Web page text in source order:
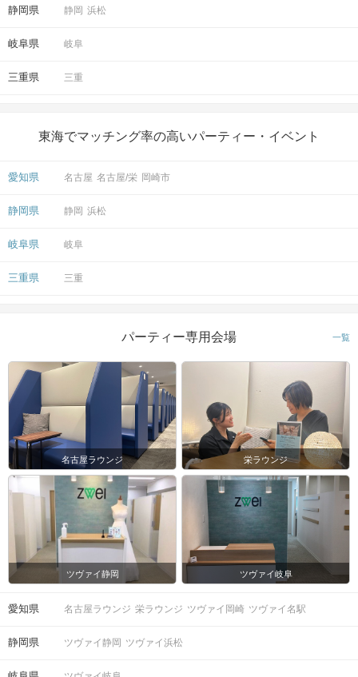
静岡県 静岡 浜松
岐阜県 岐阜
三重県 三重
東海でマッチング率の高いパーティー・イベント
愛知県 名古屋 名古屋/栄 岡崎市
静岡県 静岡 浜松
岐阜県 岐阜
三重県 三重
パーティー専用会場 一覧
名古屋ラウンジ 栄ラウンジ
ツヴァイ静岡 ツヴァイ岐阜
愛知県 名古屋ラウンジ 栄ラウンジ ツヴァイ岡崎 ツヴァイ名駅
静岡県 ツヴァイ静岡 ツヴァイ浜松